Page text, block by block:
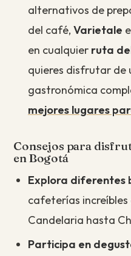
alternativos de
del café, Varietale
en cualquier ruta
quieres disfrutar de
gastronómica
mejores lugares
Consejos para
en Bogotá
Explora diferentes
cafeterías increíbles
Candelaria hasta
Participa en